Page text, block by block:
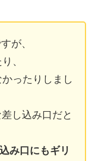
が、
、
ったりしまし
し込み口だと
み口にもギリ